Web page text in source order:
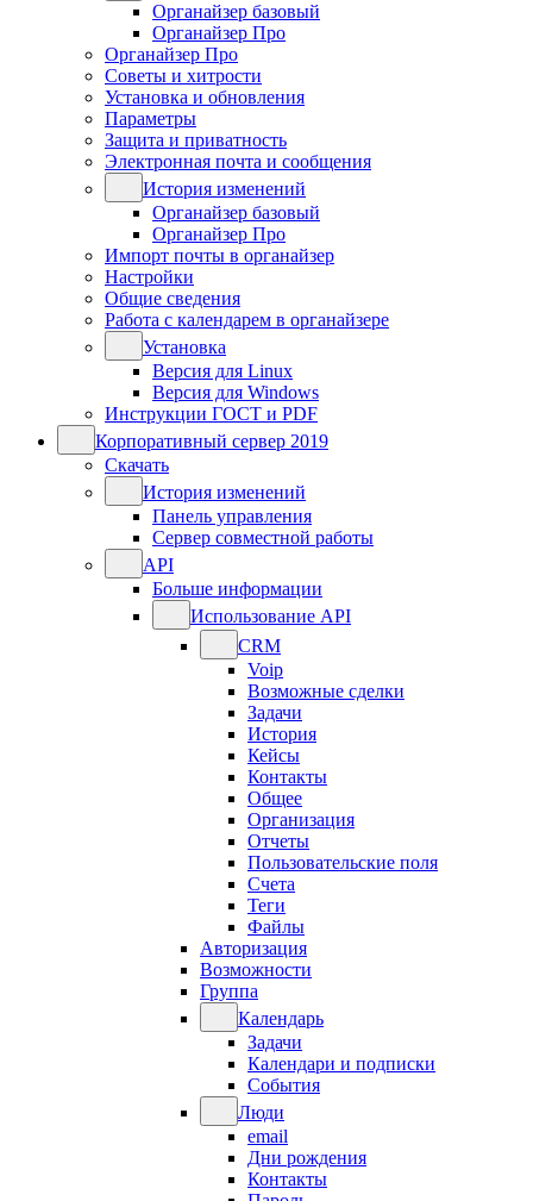
Органайзер базовый
Органайзер Про
Органайзер Про
Советы и хитрости
Установка и обновления
Параметры
Защита и приватность
Электронная почта и сообщения
История изменений
Органайзер базовый
Органайзер Про
Импорт почты в органайзер
Настройки
Общие сведения
Работа с календарем в органайзере
Установка
Версия для Linux
Версия для Windows
Инструкции ГОСТ и PDF
Корпоративный сервер 2019
Скачать
История изменений
Панель управления
Сервер совместной работы
API
Больше информации
Использование API
CRM
Voip
Возможные сделки
Задачи
История
Кейсы
Контакты
Общее
Организация
Отчеты
Пользовательские поля
Счета
Теги
Файлы
Авторизация
Возможности
Группа
Календарь
Задачи
Календари и подписки
События
Люди
email
Дни рождения
Контакты